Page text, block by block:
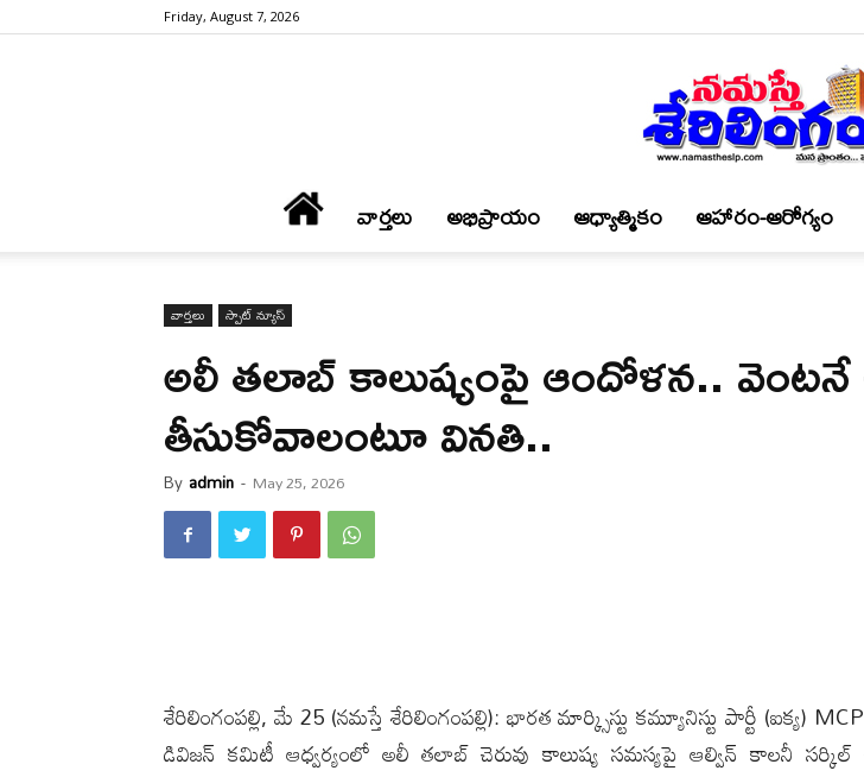
Friday, August 7, 2026
వార్త‌లు అభిప్రాయం ఆధ్యాత్మికం ఆహారం-ఆరోగ్యం
వార్త‌లు స్పాట్ న్యూస్
అలీ తలాబ్ కాలుష్యంపై ఆందోళన.. వెంటనే
తీసుకోవాలంటూ వినతి..
By admin - May 25, 2026
శేరిలింగంపల్లి, మే 25 (న‌మ‌స్తే శేరిలింగంపల్లి): భారత మార్క్సిస్టు కమ్యూనిస్టు పార్టీ (ఐక్య)
డివిజన్ కమిటీ ఆధ్వర్యంలో అలీ తలాబ్ చెరువు కాలుష్య సమస్యపై ఆల్విన్ కాలనీ సర్కిల్